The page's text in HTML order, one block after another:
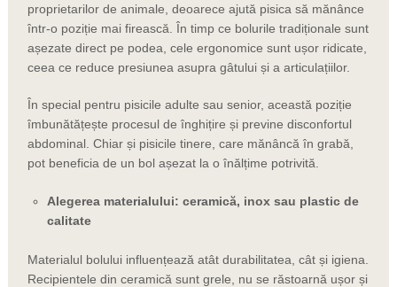
proprietarilor de animale, deoarece ajută pisica să mănânce
într-o poziție mai firească. În timp ce bolurile tradiționale sunt
așezate direct pe podea, cele ergonomice sunt ușor ridicate,
ceea ce reduce presiunea asupra gâtului și a articulațiilor.
În special pentru pisicile adulte sau senior, această poziție
îmbunătățește procesul de înghițire și previne disconfortul
abdominal. Chiar și pisicile tinere, care mănâncă în grabă,
pot beneficia de un bol așezat la o înălțime potrivită.
Alegerea materialului: ceramică, inox sau plastic de
calitate
Materialul bolului influențează atât durabilitatea, cât și igiena.
Recipientele din ceramică sunt grele, nu se răstoarnă ușor și